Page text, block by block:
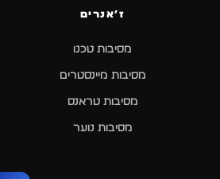
ז׳אנרים
מסיבות טכנו
מסיבות מיינסטרים
מסיבות טראנס
מסיבות נוער